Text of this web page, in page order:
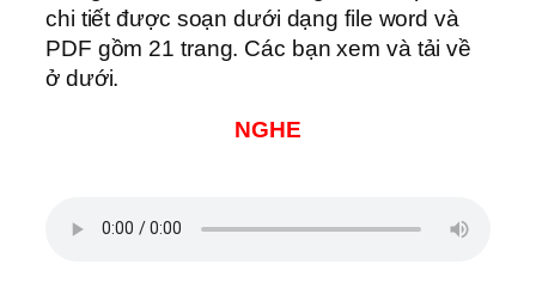
chi tiết được soạn dưới dạng file word và
PDF gồm 21 trang. Các bạn xem và tải về
ở dưới.
NGHE